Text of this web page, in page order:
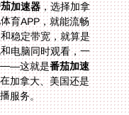
加速器，选择加拿
大到中国的最优线路，然后打开央视体育APP，就能流畅
观看高清直播。因为番茄的全球节点和稳定带宽，就算是
高峰期也不会卡顿。你还可以用手机和电脑同时观看，一
——这就是番茄加速
加拿大、美国还是
服务。